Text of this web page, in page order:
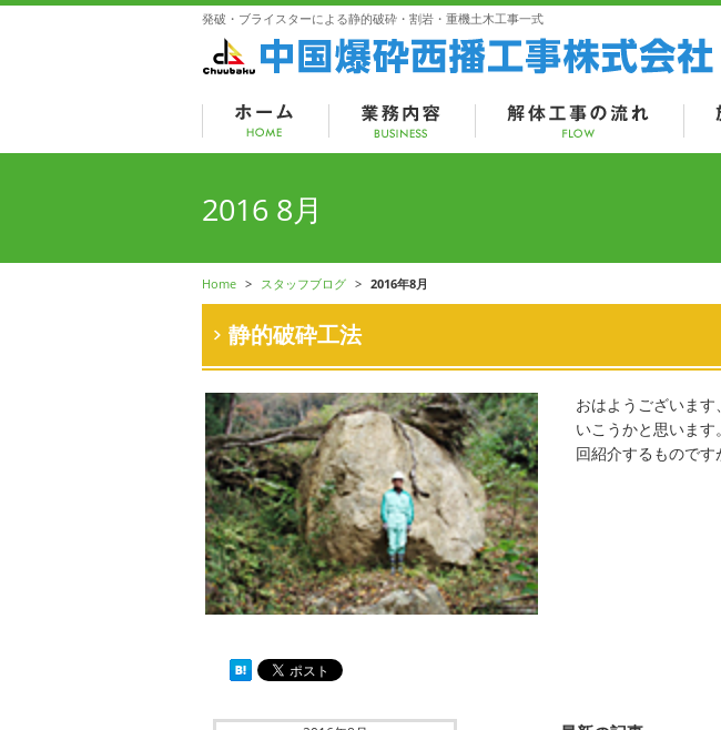
発破・ブライスターによる静的破砕・割岩・重機土木工事一式
2016 8月
Home > スタッフブログ > 2016年8月
静的破砕工法
おはようございま
いこうかと思いま
回紹介するもので